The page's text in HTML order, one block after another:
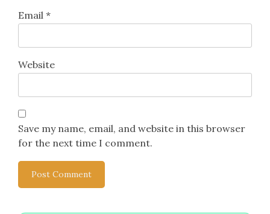
Email *
Website
Save my name, email, and website in this browser
for the next time I comment.